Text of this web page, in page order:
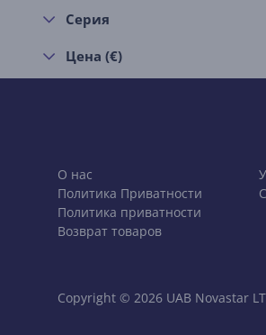
Серия
Цена (€)
О нас
Политика Приватности
Политика приватности
Возврат товаров
Copyright © 2026 UAB Novastar